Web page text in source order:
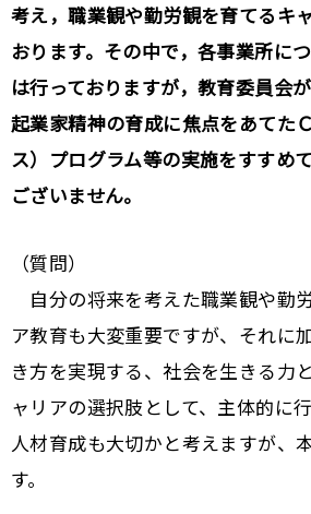
考え，職業観や勤労観を育てるキ
おります。その中で，各事業所に
は行っておりますが，教育委員会
起業家精神の育成に焦点をあてた
ス）プログラム等の実施をすすめ
ございません。
（質問）
自分の将来を考えた職業観や勤
ア教育も大変重要ですが、それに
き方を実現する、社会を生きる力
ャリアの選択肢として、主体的に
人材育成も大切かと考えますが、
す。